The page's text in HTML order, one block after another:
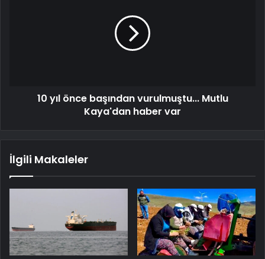
10 yıl önce başından vurulmuştu... Mutlu
Kaya'dan haber var
İlgili Makaleler